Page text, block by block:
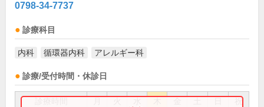
0798-34-7737
診療科目
内科 循環器内科 アレルギー科
診療/受付時間・休診日
祝